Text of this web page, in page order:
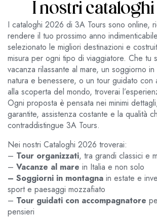
I nostri
I cataloghi 2026 di 3A Tours sono online,
rendere il tuo prossimo anno
selezionato le migliori destinazioni e
misura per ogni tipo di viaggiatore. Che tu
vacanza rilassante al mare, un soggiorno in
natura e benessere, o un tour guidato con
alla scoperta del mondo, troverai
Ogni proposta è pensata nei minimi
garantite, assistenza costante e la qualità
contraddistingue 3A Tours.
Nei nostri Cataloghi 2026 troverai:
– Tour organizzati, tra grandi classici e
– Vacanze al mare in Italia e non solo
– Soggiorni in montagna in estate e
sport e paesaggi mozzafiato
– Tour guidati con accompagnatore
pensieri